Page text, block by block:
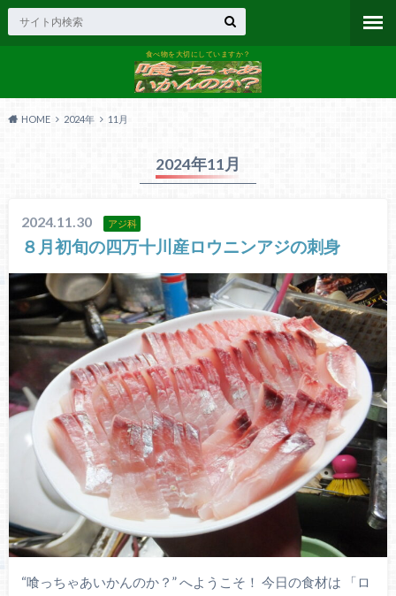
食べ物を大切にしていますか？
HOME 2024年 11月
2024年11月
2024.11.30 アジ科
８月初旬の四万十川産ロウニンアジの刺身
“喰っちゃあいかんのか？” へようこそ！ 今日の食材は 「ロ